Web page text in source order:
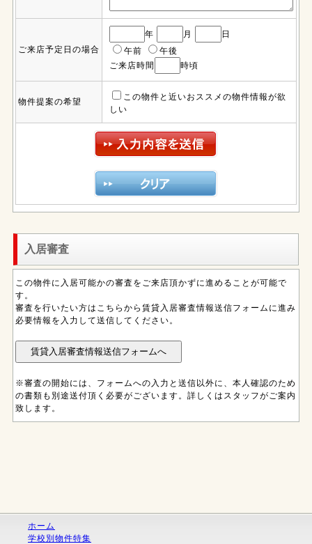
ご来店予定日の場合
年 月
日
午前
午後
ご来店時間
時頃
物件提案の希望
この物件と近いおススメの物件情報が欲
しい
入居審査
この物件に入居可能かの審査をご来店頂かずに進めることが可能で
す。
審査を行いたい方はこちらから賃貸入居審査情報送信フォームに進み
必要情報を入力して送信してください。
※審査の開始には、フォームへの入力と送信以外に、本人確認のため
の書類も別途送付頂く必要がございます。詳しくはスタッフがご案内
致します。
ホーム
学校別物件特集